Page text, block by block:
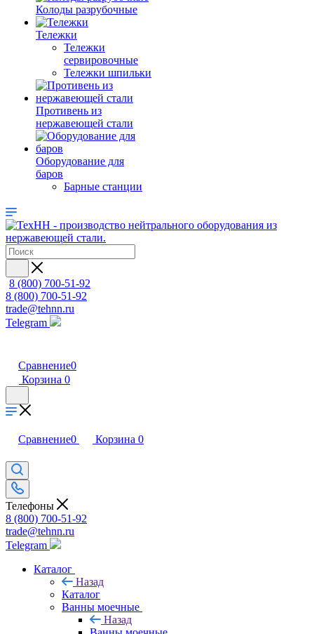
Колоды разрубочные
Тележки
Тележки
сервировочные
Тележки шпильки
Противень из
нержавеющей стали
Оборудование для
баров
Барные станции
8 (800) 700-51-92
8 (800) 700-51-92
trade@tehnn.ru
Telegram
Сравнение0
Корзина 0
Сравнение0 Корзина 0
Телефоны
8 (800) 700-51-92
trade@tehnn.ru
Telegram
Каталог
Назад
Каталог
Ванны моечные
Назад